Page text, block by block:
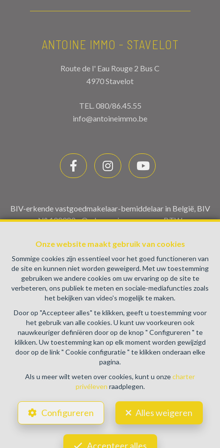
Onze website maakt gebruik van cookies
Sommige cookies zijn essentieel voor het goed functioneren van
de site en kunnen niet worden geweigerd. Met uw toestemming
gebruiken we andere cookies om uw ervaring op de site te
verbeteren, ons publiek te meten en sociale-mediafuncties zoals
het bekijken van video's mogelijk te maken.
Door op "Accepteer alles" te klikken, geeft u toestemming voor
het gebruik van alle cookies. U kunt uw voorkeuren ook
nauwkeuriger definiëren door op de knop " Configureren " te
klikken. Uw toestemming kan op elk moment worden gewijzigd
door op de link " Cookie configuratie " te klikken onderaan elke
pagina.
Als u meer wilt weten over cookies, kunt u onzecharter
privéleven raadplegen.
Configureren Alles weigeren
Accepteer alles
ANTOINE IMMO - STAVELOT
Route de l' Eau Rouge 2 Bus C
4970 Stavelot
TEL.080/86.45.55
info@antoineimmo.be
BIV-erkende vastgoedmakelaar-bemiddelaar in België, BIV
N° 100082 - Ondernemingsnummer : BTW
Beroepinstituut van Vastgoedmakelaars Luxemburgstraat,
16B - 1000 Brussel (+32 2 505 38 50 - info@biv.be) -
www.biv.be-Deontologische code
BA en borgstelling via NV AXA Belgium, Troonplein 1, 1000
Brussel (polisnr. 730.390.160) Dekking geldt voor
activiteiten die in België worden uitgevoerd
Algemene gebruiksvoorwaarden van de website
Charter privéleven
Cookie configuratie
DESIGNED AND DEVELOPED BY
WEBULOUS.IMMO